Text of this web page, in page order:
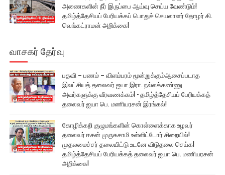
அணைகளின் நீர் இருப்பை ஆய்வு செய்ய வேண்டும்!
தமிழ்த்தேசியப் பேரியக்கப் பொதுச் செயலாளர் தோழர் கி.
வெங்கட்ராமன் அறிக்கை!
வாசகர் தேர்வு
பதவி – பணம் – விளம்பரம் மூன்றுக்கும்ஆசைப்படாத
இலட்சியத் தலைவர் ஐயா இரா. நல்லக்கண்ணு
அவர்களுக்கு வீரவணக்கம்! - தமிழ்த்தேசியப் பேரியக்கத்
தலைவர் ஐயா பெ. மணியரசன் இரங்கல்!
கோழிக்கறி குழுமங்களின் கொள்ளைக்காக உழவர்
தலைவர் ஈசன் முருகசாமி உள்ளிட்டோர் சிறையில்!
முதலமைச்சர் தலையிட்டு உடனே விடுதலை செய்க!
தமிழ்த்தேசியப் பேரியக்கத் தலைவர் ஐயா பெ. மணியரசன்
அறிக்கை!